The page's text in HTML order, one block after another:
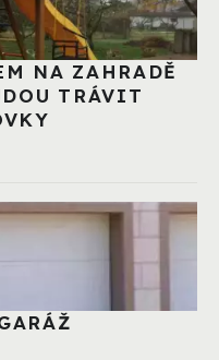
NA ZAHRADĚ
TRÁVIT